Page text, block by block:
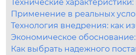
Технические
Применение в реальных
Технология внедрения: как
Экономическое
Как выбрать надежного